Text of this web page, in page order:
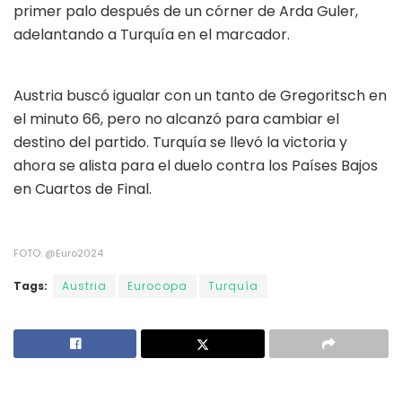
primer palo después de un córner de Arda Guler,
adelantando a Turquía en el marcador.
Austria buscó igualar con un tanto de Gregoritsch en
el minuto 66, pero no alcanzó para cambiar el
destino del partido. Turquía se llevó la victoria y
ahora se alista para el duelo contra los Países Bajos
en Cuartos de Final.
FOTO: @Euro2024
Tags: Austria Eurocopa Turquía